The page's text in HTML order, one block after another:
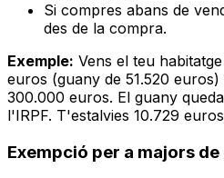
Si compres abans de
des de la compra.
Exemple: Vens el teu
euros (guany de 51.520
300.000 euros. El guany
l'IRPF. T'estalvies 10.729
Exempció per a majors